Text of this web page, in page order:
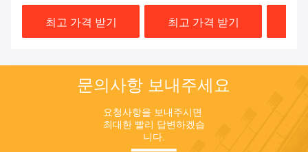
최고 가격 받기 최고 가격 받기
상단
문의사항 보내주세요
요청사항을 보내주시면
최대한 빨리 답변하겠습
니다.